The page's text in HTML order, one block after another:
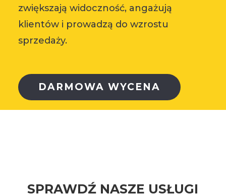
zwiększają widoczność, angażują
klientów i prowadzą do wzrostu
sprzedaży.
DARMOWA WYCENA
SPRAWDŹ NASZE USŁUGI